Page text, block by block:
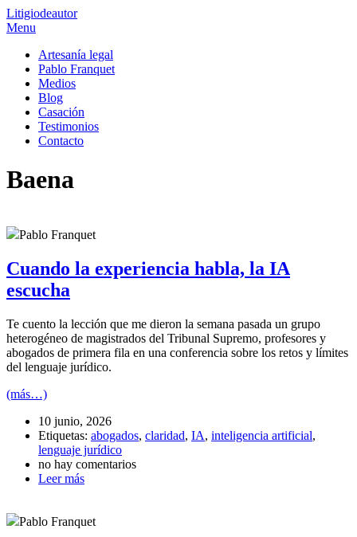
Litigiodeautor
Menu
Artesanía legal
Pablo Franquet
Medios
Blog
Casación
Testimonios
Contacto
Baena
Pablo Franquet
Cuando la experiencia habla, la IA
escucha
Te cuento la lección que me dieron la semana pasada un grupo
heterogéneo de magistrados del Tribunal Supremo, profesores y
abogados de primera fila en una conferencia sobre los retos y límites
del lenguaje jurídico.
(más…)
10 junio, 2026
Etiquetas: abogados, claridad, IA, inteligencia artificial,
lenguaje jurídico
no hay comentarios
Leer más
Pablo Franquet